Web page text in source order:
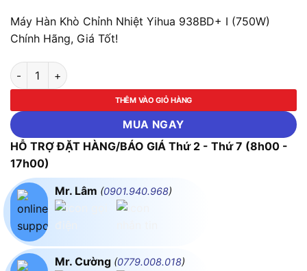
Máy Hàn Khò Chỉnh Nhiệt Yihua 938BD+ I (750W)
Chính Hãng, Giá Tốt!
Máy Hàn Khò Chỉnh Nhiệt Yihua 938BD+ I (750W) số lượng
THÊM VÀO GIỎ HÀNG
MUA NGAY
HỖ TRỢ ĐẶT HÀNG/BÁO GIÁ Thứ 2 - Thứ 7 (8h00 -
17h00)
Mr. Lâm (0901.940.968)
Mr. Cường (0779.008.018)